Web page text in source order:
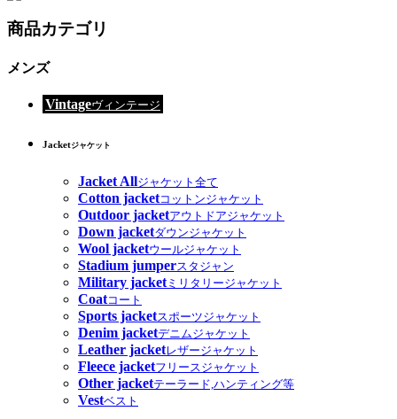
商品カテゴリ
メンズ
Vintageヴィンテージ
Jacketジャケット
Jacket Allジャケット全て
Cotton jacketコットンジャケット
Outdoor jacketアウトドアジャケット
Down jacketダウンジャケット
Wool jacketウールジャケット
Stadium jumperスタジャン
Military jacketミリタリージャケット
Coatコート
Sports jacketスポーツジャケット
Denim jacketデニムジャケット
Leather jacketレザージャケット
Fleece jacketフリースジャケット
Other jacketテーラード,ハンティング等
Vestベスト